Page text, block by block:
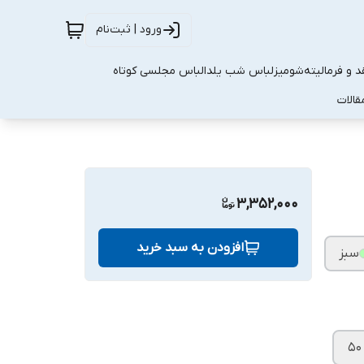
ورود | ثبت‌نام
و فرمالیتهشومیزلباس شب یلدالباس مجلسی کوتاه
سبز
۵۰
3,352,000
افزودن به سبد خرید